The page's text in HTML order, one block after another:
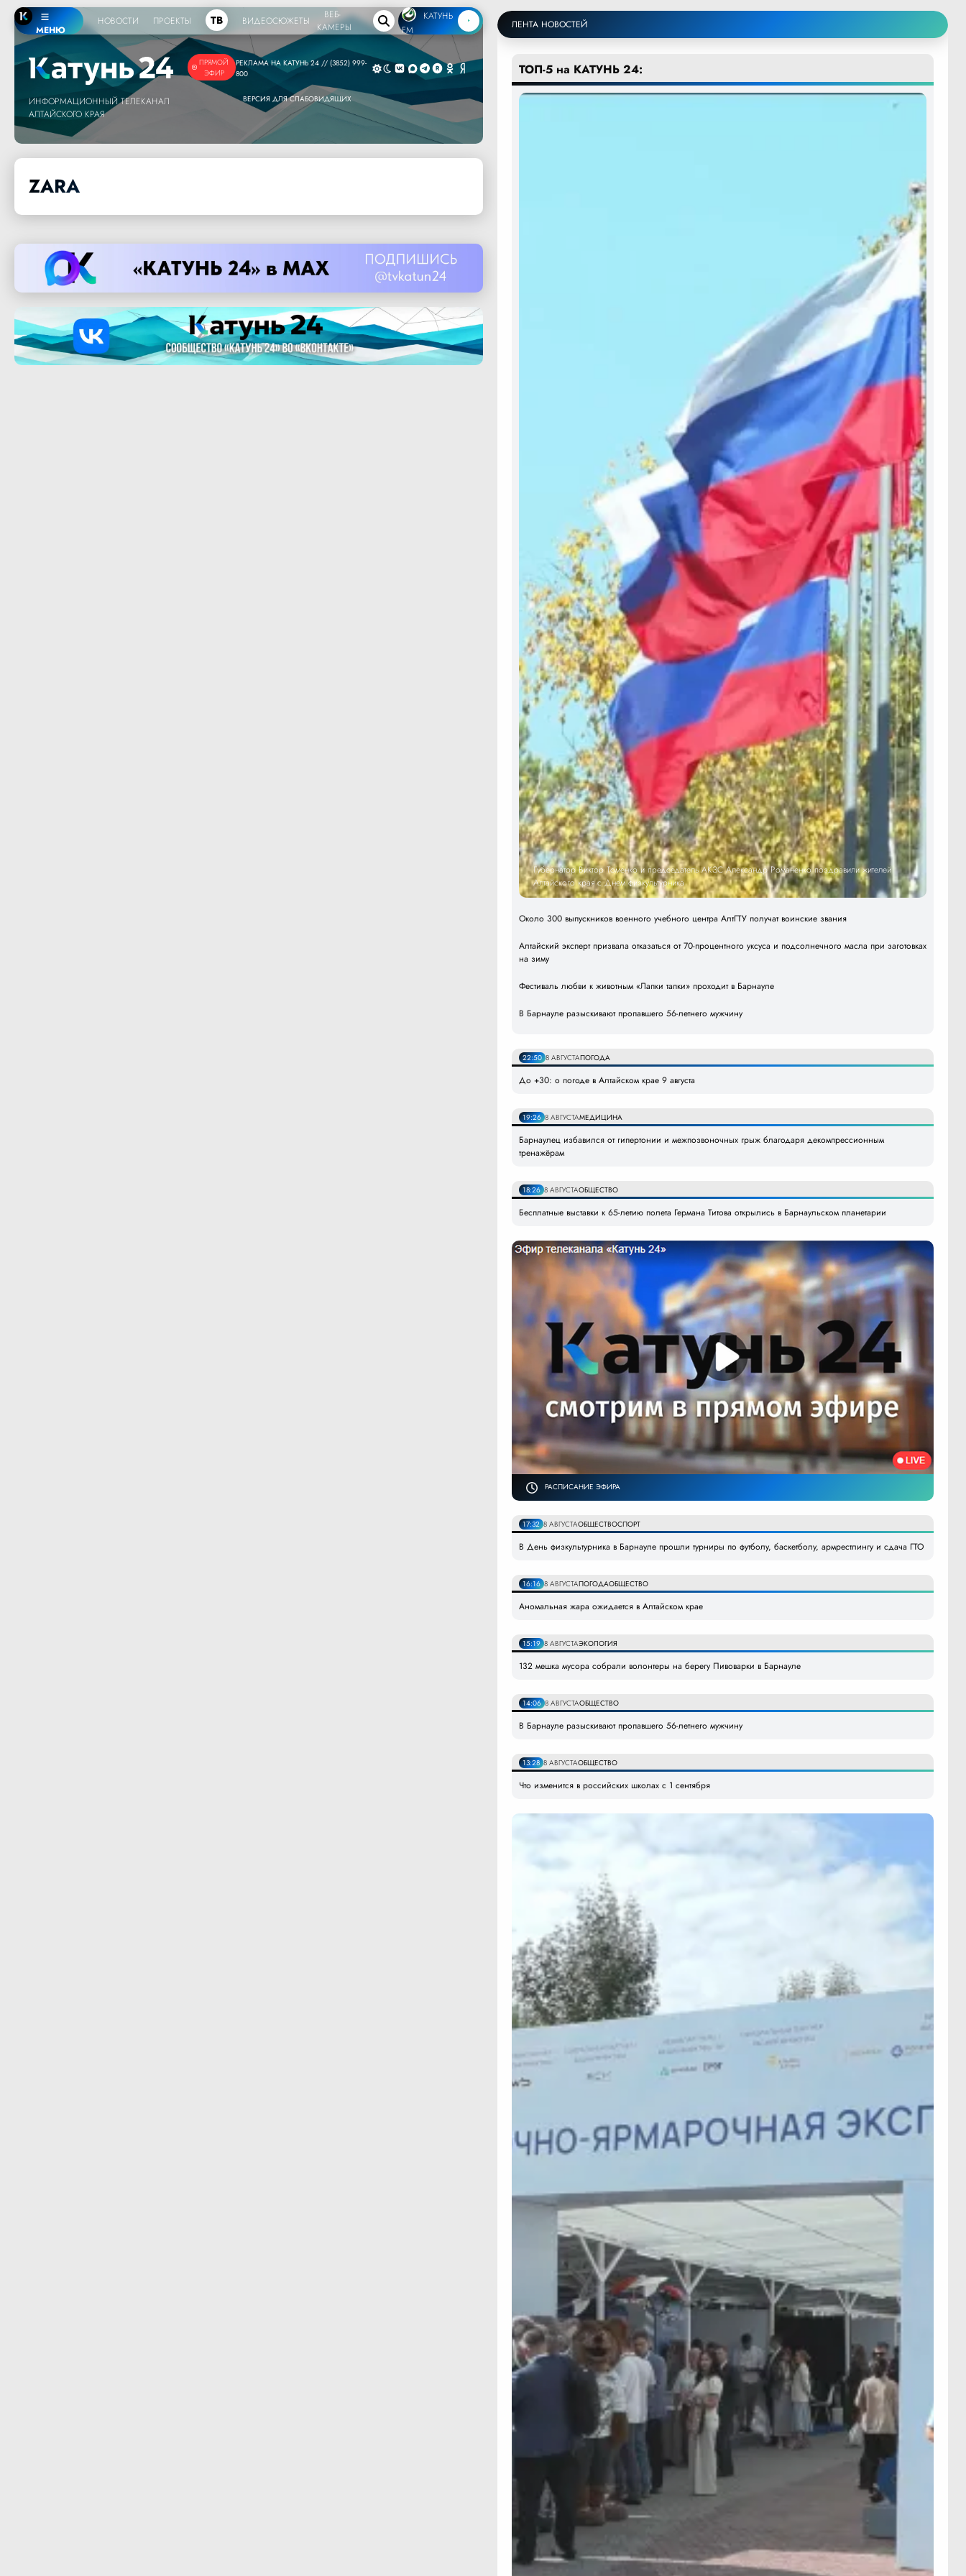
МЕНЮ
НОВОСТИ ПРОЕКТЫ ТВ ВИДЕОСЮЖЕТЫ
ВЕБ-
КАМЕРЫ
КАТУНЬ
FM
ПРЯМОЙ
ЭФИР
ИНФОРМАЦИОННЫЙ ТЕЛЕКАНАЛ
АЛТАЙСКОГО КРАЯ
РЕКЛАМА НА КАТУНЬ 24 // (3852) 999-
800
ВЕРСИЯ ДЛЯ СЛАБОВИДЯЩИХ
ZARA
ЛЕНТА НОВОСТЕЙ
ТОП-5 на КАТУНЬ 24:
Губернатор Виктор Томенко и председатель АКЗС Александр Романенко поздравили жителей
Алтайского края с Днем физкультурника
Около 300 выпускников военного учебного центра АлтГТУ получат воинские звания
Алтайский эксперт призвала отказаться от 70-процентного уксуса и подсолнечного масла при заготовках
на зиму
Фестиваль любви к животным «Лапки тапки» проходит в Барнауле
В Барнауле разыскивают пропавшего 56-летнего мужчину
22:50 8 АВГУСТАПОГОДА
До +30: о погоде в Алтайском крае 9 августа
19:26 8 АВГУСТАМЕДИЦИНА
Барнаулец избавился от гипертонии и межпозвоночных грыж благодаря декомпрессионным
тренажёрам
18:26 8 АВГУСТАОБЩЕСТВО
Бесплатные выставки к 65-летию полета Германа Титова открылись в Барнаульском планетарии
РАСПИСАНИЕ ЭФИРА
17:32 8 АВГУСТАОБЩЕСТВОСПОРТ
В День физкультурника в Барнауле прошли турниры по футболу, баскетболу, армрестлингу и сдача ГТО
16:16 8 АВГУСТАПОГОДАОБЩЕСТВО
Аномальная жара ожидается в Алтайском крае
15:19 8 АВГУСТАЭКОЛОГИЯ
132 мешка мусора собрали волонтеры на берегу Пивоварки в Барнауле
14:06 8 АВГУСТАОБЩЕСТВО
В Барнауле разыскивают пропавшего 56-летнего мужчину
13:28 8 АВГУСТАОБЩЕСТВО
Что изменится в российских школах с 1 сентября